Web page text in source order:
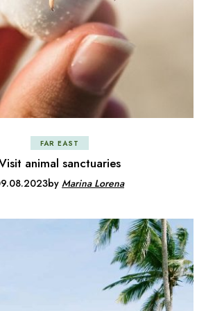
FAR EAST
animal sanctuaries
byMarina Lorena